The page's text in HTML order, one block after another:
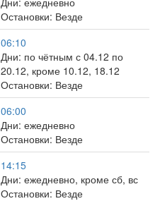
Остановки: Везде
06:10
Дни: по чётным с 04.12 по
20.12, кроме 10.12, 18.12
Остановки: Везде
06:00
Дни: ежедневно
Остановки: Везде
14:15
Дни: ежедневно, кроме сб, вс
Остановки: Везде